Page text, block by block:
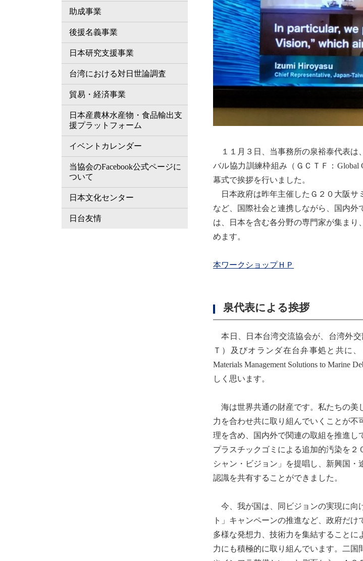
１１月３日、当事務所の泉裕泰代表は
バル協力訓練枠組み（ＧＣＴＦ：Global
幕式で挨拶を行いました。
日本政府は昨年主催したＧ２０大阪サ
など、国際社会と連携しながら、国内
は、日本を含む各分野の専門家が集ま
めます。
本ワークショップＨＰ
泉代表による挨拶
本日、日本台湾交流協会が、台湾外交
Ｔ）及びオランダ在台弁事処と共に
Materials Management Solutions to
しく思います。
海は世界共通の財産です。私たちの美
力を合わせ共に取り組んでいくことが
理を含め、国内外で関連の取組を推進
プラスチックゴミによる追加的汚染を
シャン・ビジョン」を提唱し、新興国
認識を共有することができました。
今、我が国は、同ビジョンの実現に向
ト」キャンペーンの推進など、政府だ
多様な発想力、技術力を集結すること
力にも積極的に取り組んでいます。二
助成事業
後援名義事業
日本研究支援事業
台湾における対日世論調査
貿易・経済事業
日本産農林水産物・食品輸出支
援プラットフォーム
イベントカレンダー
当協会のFacebook公式ページに
ついて
日本文化センター
日台友情